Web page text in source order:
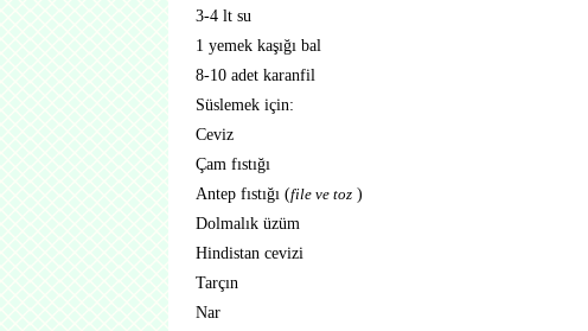
3-4 lt su
1 yemek kaşığı bal
8-10 adet karanfil
Süslemek için:
Ceviz
Çam fıstığı
Antep fıstığı (file ve toz )
Dolmalık üzüm
Hindistan cevizi
Tarçın
Nar